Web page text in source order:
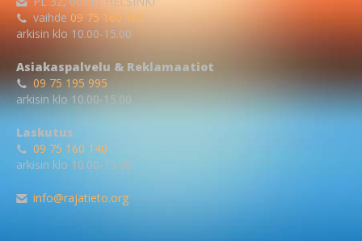
vaihde 09 75 160 160
arkisin klo 10.00-15.00
Asiakaspalvelu & Reklamaatiot
09 75 195 995
arkisin klo 10.00-15.00
Laskutus
09 75 160 140
arkisin klo 10.00-15.00
info@rajatieto.org